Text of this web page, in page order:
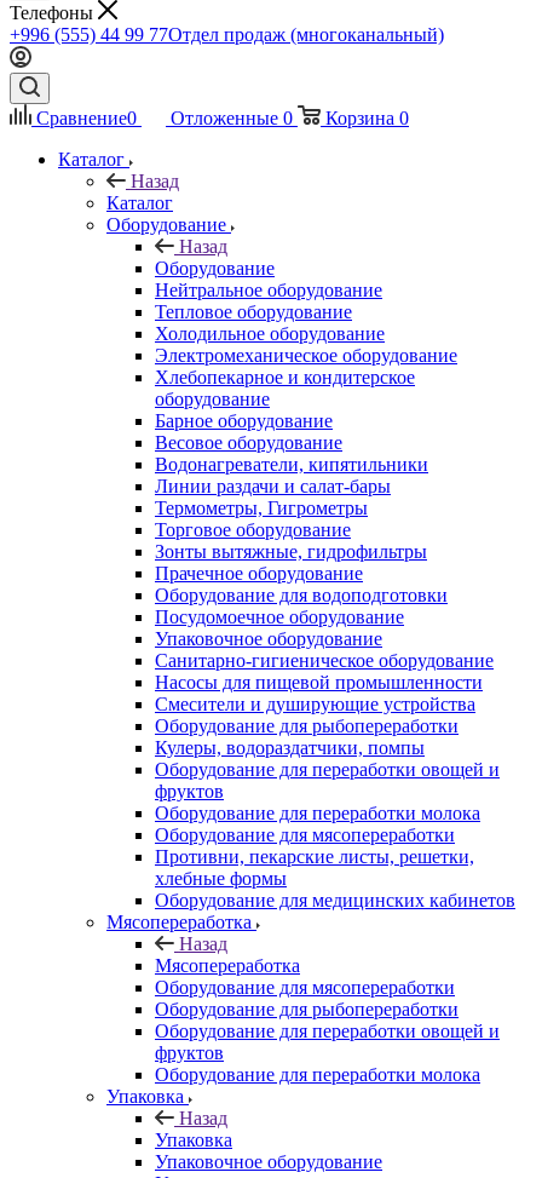
Телефоны
+996 (555) 44 99 77Отдел продаж (многоканальный)
Сравнение0 Отложенные 0 Корзина 0
Каталог
Назад
Каталог
Оборудование
Назад
Оборудование
Нейтральное оборудование
Тепловое оборудование
Холодильное оборудование
Электромеханическое оборудование
Хлебопекарное и кондитерское
оборудование
Барное оборудование
Весовое оборудование
Водонагреватели, кипятильники
Линии раздачи и салат-бары
Термометры, Гигрометры
Торговое оборудование
Зонты вытяжные, гидрофильтры
Прачечное оборудование
Оборудование для водоподготовки
Посудомоечное оборудование
Упаковочное оборудование
Санитарно-гигиеническое оборудование
Насосы для пищевой промышленности
Смесители и душирующие устройства
Оборудование для рыбопереработки
Кулеры, водораздатчики, помпы
Оборудование для переработки овощей и
фруктов
Оборудование для переработки молока
Оборудование для мясопереработки
Противни, пекарские листы, решетки,
хлебные формы
Оборудование для медицинских кабинетов
Мясопереработка
Назад
Мясопереработка
Оборудование для мясопереработки
Оборудование для рыбопереработки
Оборудование для переработки овощей и
фруктов
Оборудование для переработки молока
Упаковка
Назад
Упаковка
Упаковочное оборудование